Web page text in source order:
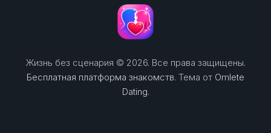
Жизнь без сценария © 2026. Все права защищены.
Бесплатная платформа знакомств. Тема от Omlete
Dating.